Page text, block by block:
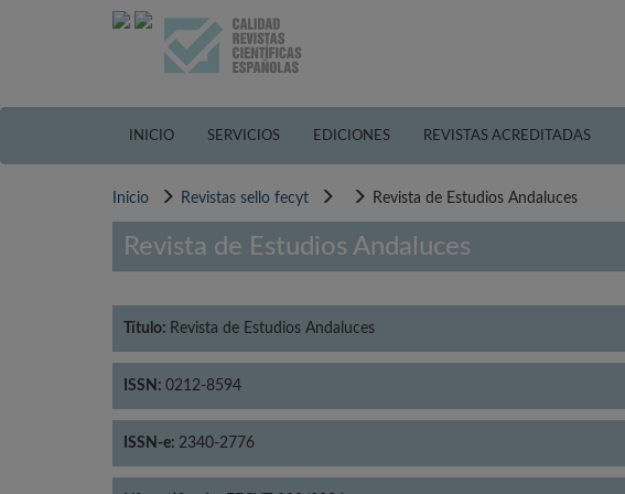
INICIO SERVICIOS EDICIONES REVISTAS ACREDITADAS
Inicio Revistas sello fecyt Revista de Estudios Andaluces
Revista de Estudios Andaluces
Título: Revista de Estudios Andaluces
ISSN: 0212-8594
ISSN-e: 2340-2776